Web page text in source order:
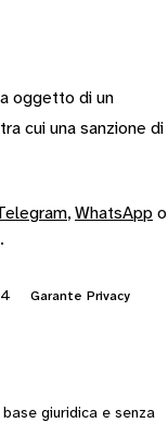
oggetto di un
cui una sanzione di
, WhatsApp o
Garante Privacy
giuridica e senza